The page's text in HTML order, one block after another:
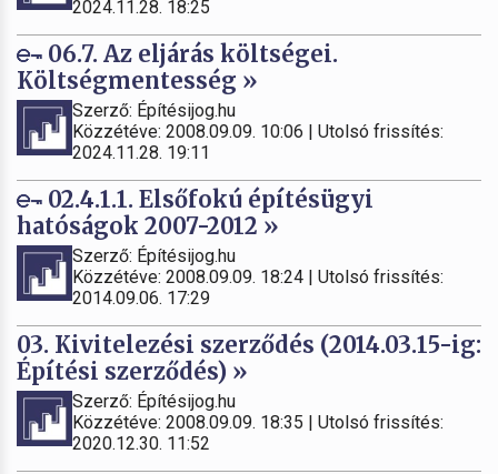
2024.11.28. 18:25
06.7. Az eljárás költségei.
Költségmentesség »
Szerző: Építésijog.hu
Közzétéve: 2008.09.09. 10:06 | Utolsó frissítés:
2024.11.28. 19:11
02.4.1.1. Elsőfokú építésügyi
hatóságok 2007-2012 »
Szerző: Építésijog.hu
Közzétéve: 2008.09.09. 18:24 | Utolsó frissítés:
2014.09.06. 17:29
03. Kivitelezési szerződés (2014.03.15-ig:
Építési szerződés) »
Szerző: Építésijog.hu
Közzétéve: 2008.09.09. 18:35 | Utolsó frissítés:
2020.12.30. 11:52